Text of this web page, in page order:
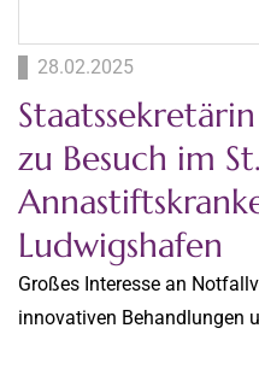
28.02.2025
zu Besuch im
Ludwigshafen
Großes Interesse an
innovativen Behandlungen